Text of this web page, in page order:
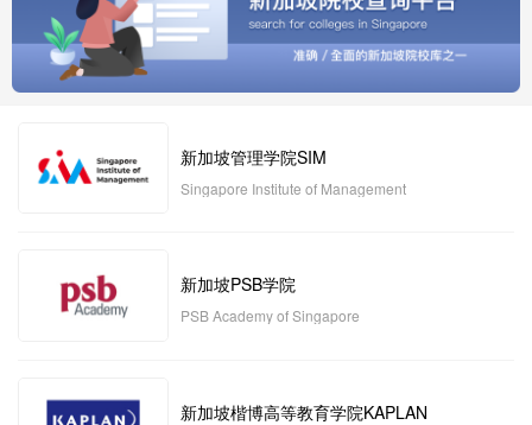
新加坡管理学院SIM
Singapore Institute of Management
新加坡PSB学院
PSB Academy of Singapore
新加坡楷博高等教育学院KAPLAN